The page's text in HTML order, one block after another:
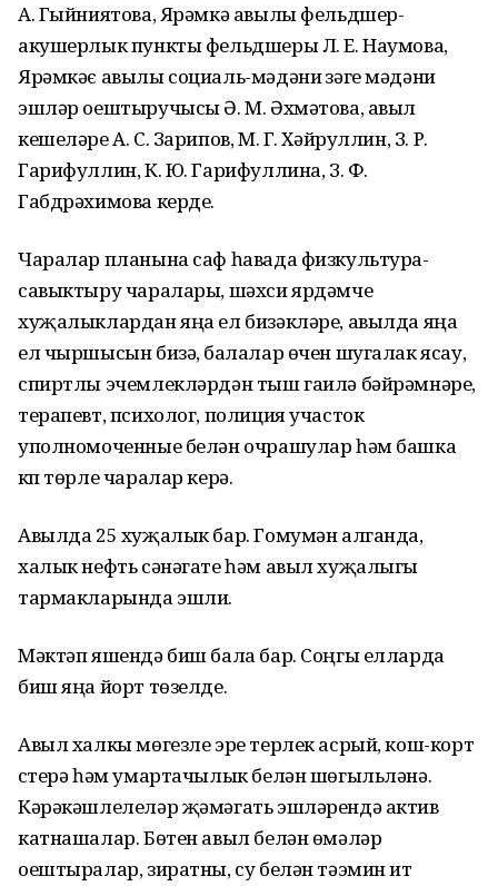
А. Гыйниятова, Ярәмкә авылы фельдшер-
акушерлык пункты фельдшеры Л. Е. Наумова,
Ярәмкәє авылы социаль-мәдәни үзәге мәдәни
эшләр оештыручысы Ә. М. Әхмәтова, авыл
кешеләре А. С. Зарипов, М. Г. Хәйруллин, З. Р.
Гарифуллин, К. Ю. Гарифуллина, З. Ф.
Габдрәхимова керде.
Чаралар планына саф һавада физкультура-
савыктыру чаралары, шәхси ярдәмче
хуҗалыклардан яңа ел бизәкләре, авылда яңа
ел чыршысын бизәү, балалар өчен шугалак ясау,
спиртлы эчемлекләрдән тыш гаилә бәйрәмнәре,
терапевт, психолог, полиция участок
уполномоченные белән очрашулар һәм башка
күп төрле чаралар керә.
Авылда 25 хуҗалык бар. Гомумән алганда,
халык нефть сәнәгате һәм авыл хуҗалыгы
тармакларында эшли.
Мәктәп яшендә биш бала бар. Соңгы елларда
биш яңа йорт төзелде.
Авыл халкы мөгезле эре терлек асрый, кош-корт
үстерә һәм умартачылык белән шөгыльләнә.
Кәрәкәшлелеләр җәмәгать эшләрендә актив
катнашалар. Бөтен авыл белән өмәләр
оештыралар, зиратны, су белән тәэмин итү